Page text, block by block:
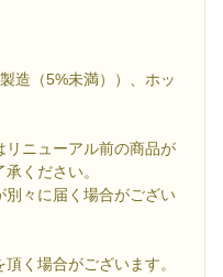
造（5%未満））、ホッ
ニューアル前の商品が
ください。
々に届く場合がござい
く場合がございます。